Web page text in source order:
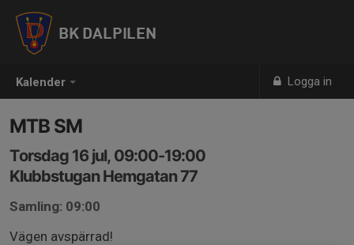
Kalender Logga in
BK DALPILEN
MTB SM
Torsdag 16 jul, 09:00-19:00
Klubbstugan Hemgatan 77
Samling: 09:00
Vägen avspärrad!